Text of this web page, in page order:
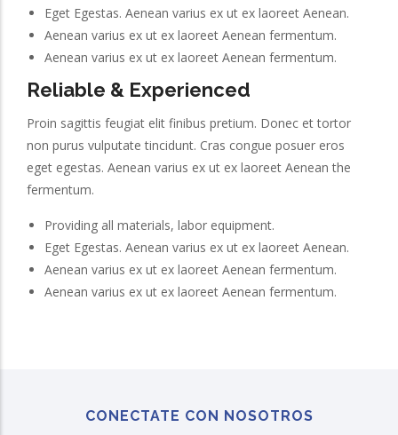
Eget Egestas. Aenean varius ex ut ex laoreet Aenean.
Aenean varius ex ut ex laoreet Aenean fermentum.
Aenean varius ex ut ex laoreet Aenean fermentum.
Reliable & Experienced
Proin sagittis feugiat elit finibus pretium. Donec et tortor
non purus vulputate tincidunt. Cras congue posuer eros
eget egestas. Aenean varius ex ut ex laoreet Aenean the
fermentum.
Providing all materials, labor equipment.
Eget Egestas. Aenean varius ex ut ex laoreet Aenean.
Aenean varius ex ut ex laoreet Aenean fermentum.
Aenean varius ex ut ex laoreet Aenean fermentum.
CONECTATE CON NOSOTROS